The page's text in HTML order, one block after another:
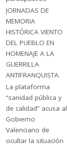
JORNADAS DE
MEMORIA
HISTÓRICA VIENTO
DEL PUEBLO EN
HOMENAJE A LA
GUERRILLA
ANTIFRANQUISTA.
La plataforma
“sanidad pública y
de calidad” acusa al
Gobierno
Valenciano de
ocultar la situación